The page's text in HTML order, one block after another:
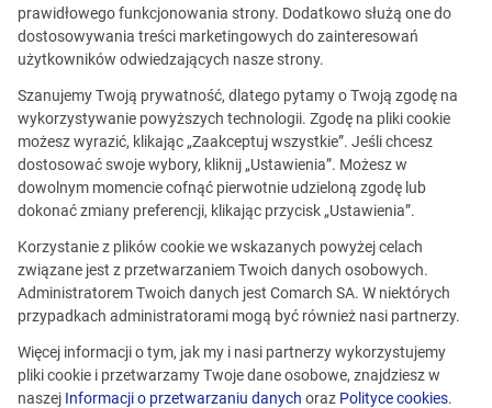
Ta oferta jest już
nieaktualna.
Zobacz podobne oferty
Różne lokalizacje
.NET Developer (Agentic AI)
Programowanie
prawidłowego funkcjonowania strony. Dodatkowo służą one do
dostosowywania treści marketingowych do zainteresowań
użytkowników odwiedzających nasze strony.
Szanujemy Twoją prywatność, dlatego pytamy o Twoją zgodę na
wykorzystywanie powyższych technologii. Zgodę na pliki cookie
możesz wyrazić, klikając „Zaakceptuj wszystkie”. Jeśli chcesz
dostosować swoje wybory, kliknij „Ustawienia”. Możesz w
dowolnym momencie cofnąć pierwotnie udzieloną zgodę lub
dokonać zmiany preferencji, klikając przycisk „Ustawienia”.
Korzystanie z plików cookie we wskazanych powyżej celach
związane jest z przetwarzaniem Twoich danych osobowych.
Administratorem Twoich danych jest Comarch SA. W niektórych
przypadkach administratorami mogą być również nasi partnerzy.
Więcej informacji o tym, jak my i nasi partnerzy wykorzystujemy
pliki cookie i przetwarzamy Twoje dane osobowe, znajdziesz w
naszej Informacji o przetwarzaniu danych oraz Polityce cookies.